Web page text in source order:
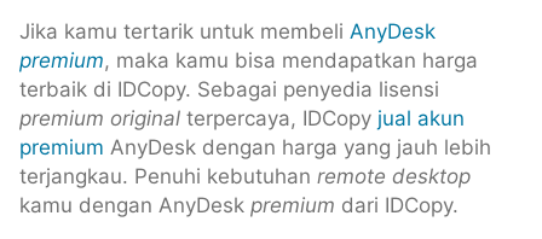
Jika kamu tertarik untuk membeli AnyDesk
premium, maka kamu bisa mendapatkan harga
terbaik di IDCopy. Sebagai penyedia lisensi
premium original terpercaya, IDCopy jual akun
premium AnyDesk dengan harga yang jauh lebih
terjangkau. Penuhi kebutuhan remote desktop
kamu dengan AnyDesk premium dari IDCopy.